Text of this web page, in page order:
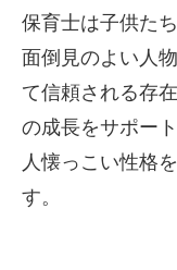
保育士は子供た
面倒見のよい人
て信頼される存
の成長をサポー
人懐っこい性格
す。